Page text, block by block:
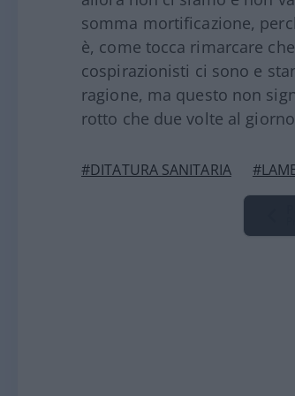
somma mortificazione,
è, come tocca rimarcare
cospirazionisti ci sono e
ragione, ma questo non
rotto che due volte al
#DITATURA SANITARIA